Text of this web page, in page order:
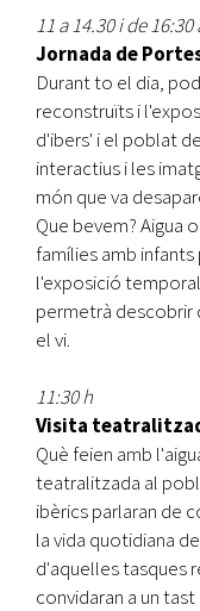
11 a 14.30 i de 16:30
Jornada de
Durant to el dia,
reconstruïts i
d'ibers' i el poblat
interactius i les
món que va
Que bevem? Aigua
famílies amb
l'exposició
permetrà descobrir
el vi.
11:30 h
Visita
Què feien amb
teatralitzada al
ibèrics parlaran de
la vida quotidiana
d'aquelles tasques
convidaran a un